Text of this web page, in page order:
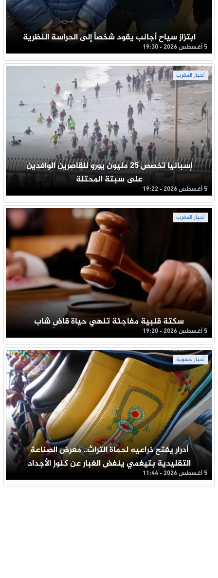
ابتزاز سياح أجانب يقود شخصاً إلى الحراسة النظرية
5 أغسطس 2026 - 19:30
أخبار المغرب
إسبانيا تخصص 25 مليون يورو للقاصرين الوافدين
على سبتة المحتلة
5 أغسطس 2026 - 19:22
أخبار المغرب
سكتة قلبية مفاجئة تنهي حياة قاضِ شاب
5 أغسطس 2026 - 19:20
أخبار جهوية
أدرار يفتح ذراعيه لحماة التراث.. معرض الصناعة
التقليدية بتيغمي ينفض الغبار عن كنوز الأجداد
5 أغسطس 2026 - 11:44